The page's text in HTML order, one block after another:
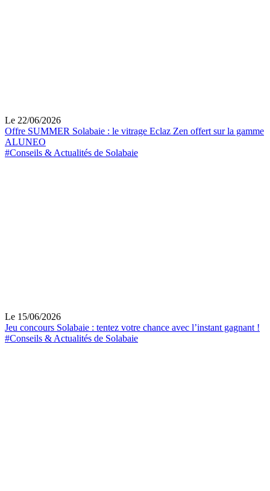
Le 22/06/2026
Offre SUMMER Solabaie : le vitrage Eclaz Zen offert sur la gamme
ALUNEO
#Conseils & Actualités de Solabaie
Le 15/06/2026
Jeu concours Solabaie : tentez votre chance avec l’instant gagnant !
#Conseils & Actualités de Solabaie